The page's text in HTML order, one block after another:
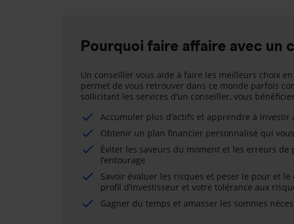
Pourquoi faire affaire avec un
Un conseiller vous aide à faire les meilleurs choix
permet de vous retrouver dans ce monde parfois
sollicitant les services d’un conseiller, vous
Accumuler plus d’actifs et apprendre à
Obtenir un plan financier personnalisé qui
Éviter les saveurs du moment et les erreurs de
l’entourage
Savoir évaluer les risques et peser le pour et
profil d’investisseur et votre tolérance aux
Gagner du temps et amasser les sommes